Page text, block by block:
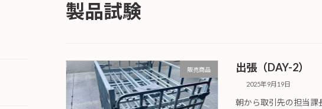
製品試験
販売商品 出張（DAY-2）
2025年9月19日
朝から取引先の担当課